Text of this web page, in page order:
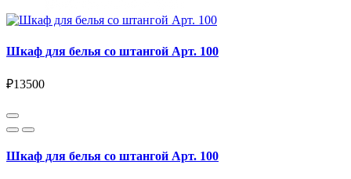
Шкаф для белья со штангой Арт. 100
₽13500
Шкаф для белья со штангой Арт. 100